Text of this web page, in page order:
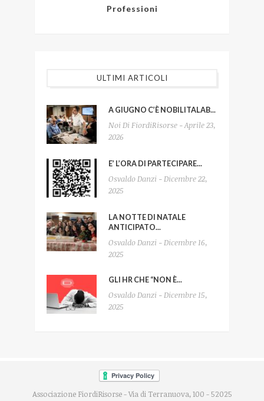
Professioni
ULTIMI ARTICOLI
A GIUGNO C’È NOBILITALAB...
Noi Di FiordiRisorse - Aprile 23,
2026
E’ L’ORA DI PARTECIPARE...
Osvaldo Danzi - Dicembre 22,
2025
LA NOTTE DI NATALE
ANTICIPATO...
Osvaldo Danzi - Dicembre 16,
2025
GLI HR CHE “NON È...
Osvaldo Danzi - Dicembre 15,
2025
Associazione FiordiRisorse - Via di Terranuova, 100 - 52025